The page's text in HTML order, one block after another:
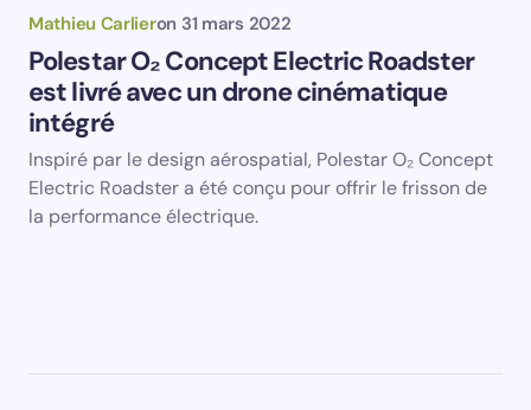
Mathieu Carlieron 31 mars 2022
Polestar O₂ Concept Electric Roadster
est livré avec un drone cinématique
intégré
Inspiré par le design aérospatial, Polestar O₂ Concept
Electric Roadster a été conçu pour offrir le frisson de
la performance électrique.